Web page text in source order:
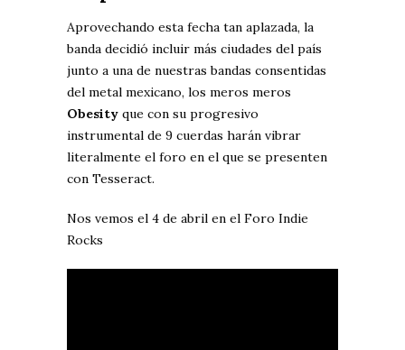
Aprovechando esta fecha tan aplazada, la
banda decidió incluir más ciudades del país
junto a una de nuestras bandas consentidas
del metal mexicano, los meros meros
Obesity que con su progresivo
instrumental de 9 cuerdas harán vibrar
literalmente el foro en el que se presenten
con Tesseract.
Nos vemos el 4 de abril en el Foro Indie
Rocks